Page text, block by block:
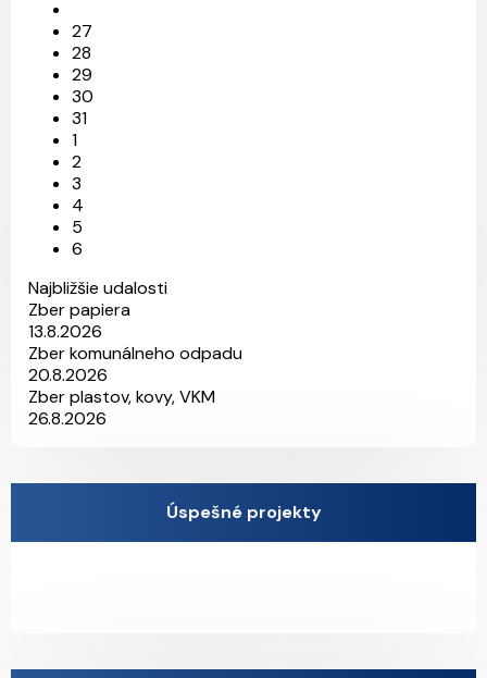
27
28
29
30
31
1
2
3
4
5
6
Najbližšie udalosti
Zber papiera
13.8.2026
Zber komunálneho odpadu
20.8.2026
Zber plastov, kovy, VKM
26.8.2026
Úspešné projekty